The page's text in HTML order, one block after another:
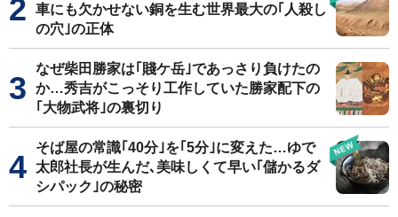
車にも欠かせない銅を生む世界最大の｢人殺し
の穴｣の正体
なぜ柴田勝家は｢賤ケ岳｣であっさり負けたの
か…秀吉がこっそり工作していた勝家配下の
｢大物武将｣の裏切り
そば屋の常識｢40分｣を｢5分｣に変えた…ゆで
太郎社長が生んだ､美味しくて早い｢儲かるダ
シパック｣の秘密